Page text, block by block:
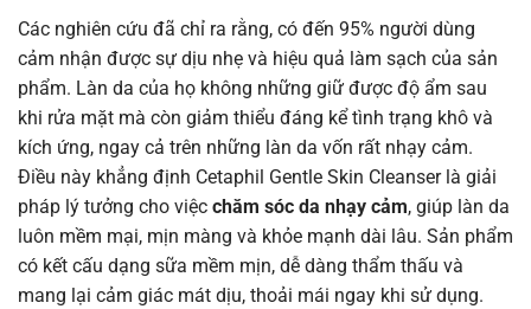
Các nghiên cứu đã chỉ ra rằng, có đến 95% người dùng
cảm nhận được sự dịu nhẹ và hiệu quả làm sạch của sản
phẩm. Làn da của họ không những giữ được độ ẩm sau
khi rửa mặt mà còn giảm thiểu đáng kể tình trạng khô và
kích ứng, ngay cả trên những làn da vốn rất nhạy cảm.
Điều này khẳng định Cetaphil Gentle Skin Cleanser là giải
pháp lý tưởng cho việc chăm sóc da nhạy cảm, giúp làn da
luôn mềm mại, mịn màng và khỏe mạnh dài lâu. Sản phẩm
có kết cấu dạng sữa mềm mịn, dễ dàng thẩm thấu và
mang lại cảm giác mát dịu, thoải mái ngay khi sử dụng.